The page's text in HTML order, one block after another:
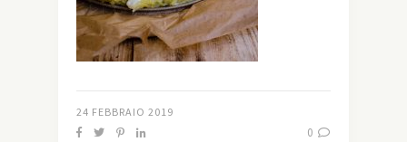
24 FEBBRAIO 2019
0